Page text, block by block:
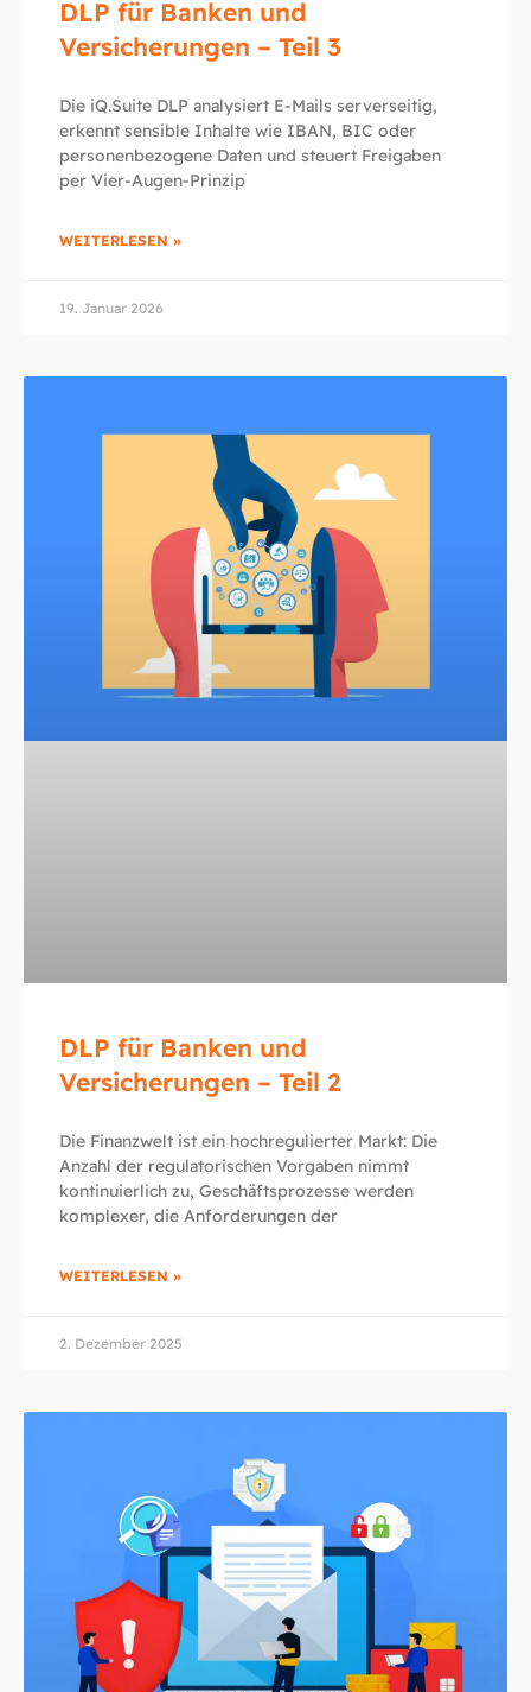
DLP für Banken und
Versicherungen – Teil 3
Die iQ.Suite DLP analysiert E-Mails serverseitig,
erkennt sensible Inhalte wie IBAN, BIC oder
personenbezogene Daten und steuert Freigaben
per Vier-Augen-Prinzip
WEITERLESEN »
19. Januar 2026
DLP für Banken und
Versicherungen – Teil 2
Die Finanzwelt ist ein hochregulierter Markt: Die
Anzahl der regulatorischen Vorgaben nimmt
kontinuierlich zu, Geschäftsprozesse werden
komplexer, die Anforderungen der
WEITERLESEN »
2. Dezember 2025